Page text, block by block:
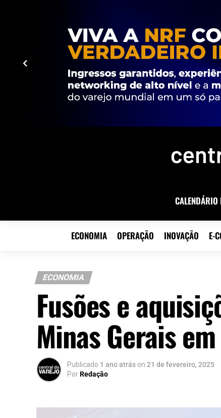
CALENDÁRIO
ECONOMIA OPERAÇÃO INOVAÇÃO E-
ECONOMIA
Fusões e
Minas Gerais
Publicado 1 ano atrás on 21 de fevereiro, 2025
PorRedação